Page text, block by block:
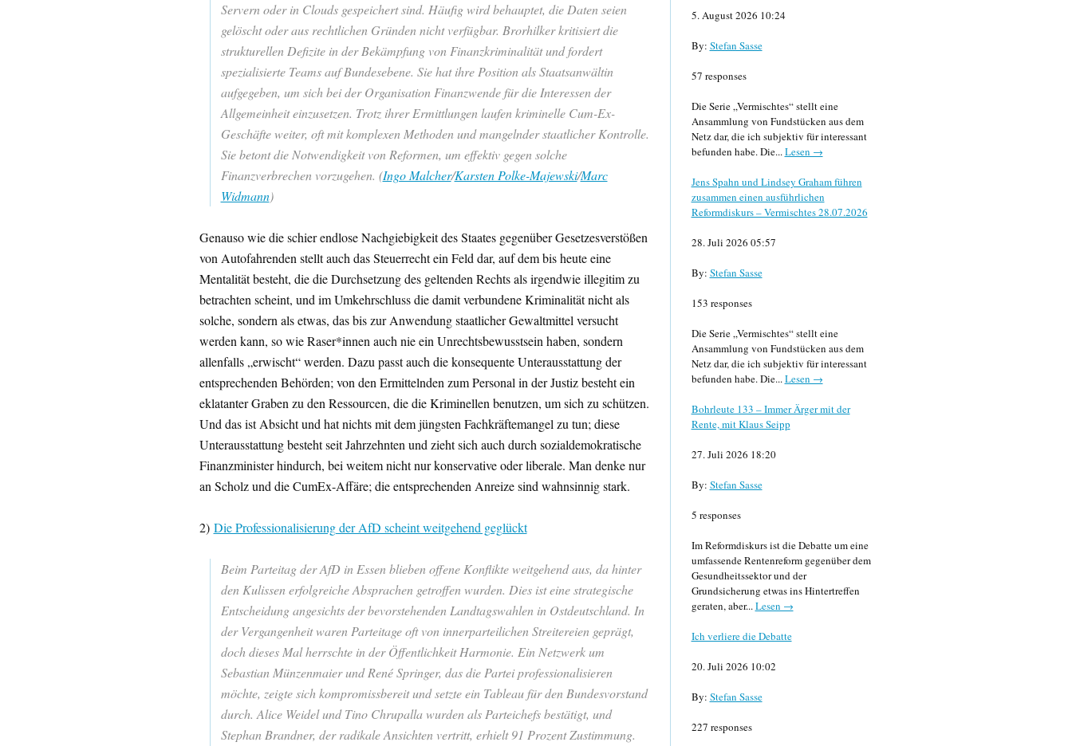
Servern oder in Clouds gespeichert sind. Häufig wird behauptet, die Daten seien
gelöscht oder aus rechtlichen Gründen nicht verfügbar. Brorhilker kritisiert die
strukturellen Defizite in der Bekämpfung von Finanzkriminalität und fordert
spezialisierte Teams auf Bundesebene. Sie hat ihre Position als Staatsanwältin
aufgegeben, um sich bei der Organisation Finanzwende für die Interessen der
Allgemeinheit einzusetzen. Trotz ihrer Ermittlungen laufen kriminelle Cum-Ex-
Geschäfte weiter, oft mit komplexen Methoden und mangelnder staatlicher Kontrolle.
Sie betont die Notwendigkeit von Reformen, um effektiv gegen solche
Finanzverbrechen vorzugehen. (Ingo Malcher/Karsten Polke-Majewski/Marc
Widmann)
Genauso wie die schier endlose Nachgiebigkeit des Staates gegenüber Gesetzesverstößen
von Autofahrenden stellt auch das Steuerrecht ein Feld dar, auf dem bis heute eine
Mentalität besteht, die die Durchsetzung des geltenden Rechts als irgendwie illegitim zu
betrachten scheint, und im Umkehrschluss die damit verbundene Kriminalität nicht als
solche, sondern als etwas, das bis zur Anwendung staatlicher Gewaltmittel versucht
werden kann, so wie Raser*innen auch nie ein Unrechtsbewusstsein haben, sondern
allenfalls „erwischt“ werden. Dazu passt auch die konsequente Unterausstattung der
entsprechenden Behörden; von den Ermittelnden zum Personal in der Justiz besteht ein
eklatanter Graben zu den Ressourcen, die die Kriminellen benutzen, um sich zu schützen.
Und das ist Absicht und hat nichts mit dem jüngsten Fachkräftemangel zu tun; diese
Unterausstattung besteht seit Jahrzehnten und zieht sich auch durch sozialdemokratische
Finanzminister hindurch, bei weitem nicht nur konservative oder liberale. Man denke nur
an Scholz und die CumEx-Affäre; die entsprechenden Anreize sind wahnsinnig stark.
2) Die Professionalisierung der AfD scheint weitgehend geglückt
Beim Parteitag der AfD in Essen blieben offene Konflikte weitgehend aus, da hinter
den Kulissen erfolgreiche Absprachen getroffen wurden. Dies ist eine strategische
Entscheidung angesichts der bevorstehenden Landtagswahlen in Ostdeutschland. In
der Vergangenheit waren Parteitage oft von innerparteilichen Streitereien geprägt,
doch dieses Mal herrschte in der Öffentlichkeit Harmonie. Ein Netzwerk um
Sebastian Münzenmaier und René Springer, das die Partei professionalisieren
möchte, zeigte sich kompromissbereit und setzte ein Tableau für den Bundesvorstand
durch. Alice Weidel und Tino Chrupalla wurden als Parteichefs bestätigt, und
Stephan Brandner, der radikale Ansichten vertritt, erhielt 91 Prozent Zustimmung.
5. August 2026 10:24
By: Stefan Sasse
57 responses
Die Serie „Vermischtes“ stellt eine
Ansammlung von Fundstücken aus dem
Netz dar, die ich subjektiv für interessant
befunden habe. Die...Lesen →
Jens Spahn und Lindsey Graham führen
zusammen einen ausführlichen
Reformdiskurs – Vermischtes 28.07.2026
28. Juli 2026 05:57
By: Stefan Sasse
153 responses
Die Serie „Vermischtes“ stellt eine
Ansammlung von Fundstücken aus dem
Netz dar, die ich subjektiv für interessant
befunden habe. Die...Lesen →
Bohrleute 133 – Immer Ärger mit der
Rente, mit Klaus Seipp
27. Juli 2026 18:20
By: Stefan Sasse
5 responses
Im Reformdiskurs ist die Debatte um eine
umfassende Rentenreform gegenüber dem
Gesundheitssektor und der
Grundsicherung etwas ins Hintertreffen
geraten, aber...Lesen →
Ich verliere die Debatte
20. Juli 2026 10:02
By: Stefan Sasse
227 responses